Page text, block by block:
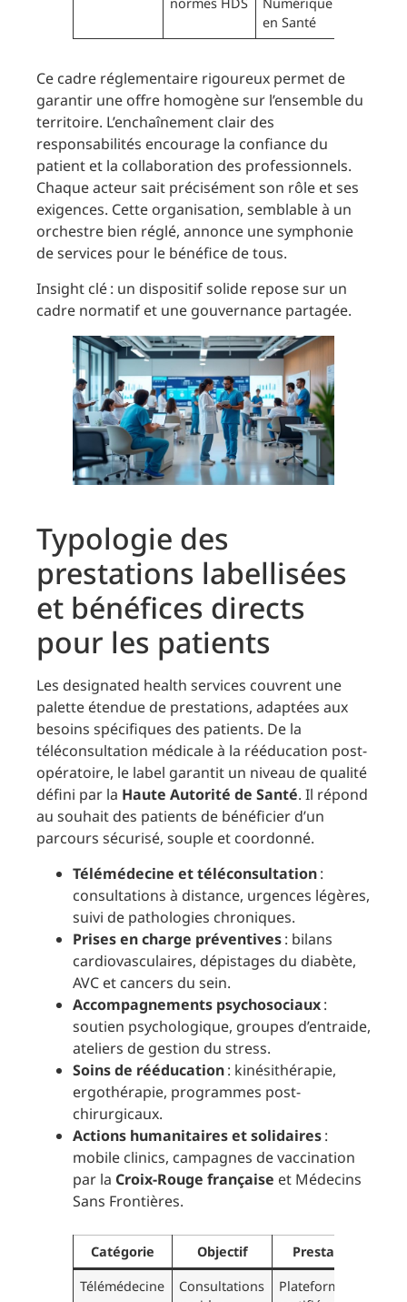
en Santé
Ce cadre réglementaire rigoureux permet de
garantir une offre homogène sur l’ensemble du
territoire. L’enchaînement clair des
responsabilités encourage la confiance du
patient et la collaboration des professionnels.
Chaque acteur sait précisément son rôle et ses
exigences. Cette organisation, semblable à un
orchestre bien réglé, annonce une symphonie
de services pour le bénéfice de tous.
Insight clé : un dispositif solide repose sur un
cadre normatif et une gouvernance partagée.
Typologie des
prestations labellisées
et bénéfices directs
pour les patients
Les designated health services couvrent une
palette étendue de prestations, adaptées aux
besoins spécifiques des patients. De la
téléconsultation médicale à la rééducation post-
opératoire, le label garantit un niveau de qualité
défini par la Haute Autorité de Santé. Il répond
au souhait des patients de bénéficier d’un
parcours sécurisé, souple et coordonné.
Télémédecine et téléconsultation:
consultations à distance, urgences légères,
suivi de pathologies chroniques.
Prises en charge préventives: bilans
cardiovasculaires, dépistages du diabète,
AVC et cancers du sein.
Accompagnements psychosociaux:
soutien psychologique, groupes d’entraide,
ateliers de gestion du stress.
Soins de rééducation: kinésithérapie,
ergothérapie, programmes post-
chirurgicaux.
Actions humanitaires et solidaires:
mobile clinics, campagnes de vaccination
par la Croix-Rouge française et Médecins
Sans Frontières.
Catégorie Objectif
Prestataire
Télémédecine
Consultations
Plateformes